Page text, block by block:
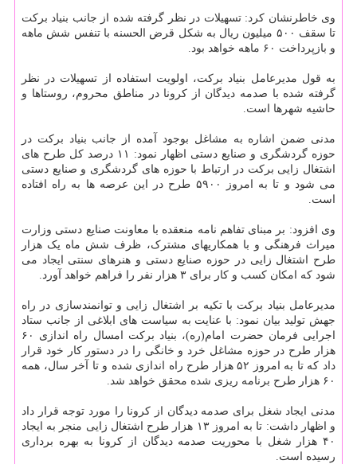
وی خاطرنشان کرد: تسهیلات در نظر گرفته شده از جانب بنیاد برکت
تا سقف ۵۰۰ میلیون ریال به شکل قرض الحسنه با تنفس شش ماهه
و بازپرداخت ۶۰ ماهه خواهد بود.
به قول مدیرعامل بنیاد برکت، اولویت استفاده از تسهیلات در نظر
گرفته شده با صدمه دیدگان از کرونا در مناطق محروم، روستاها و
حاشیه شهرها است.
مدنی ضمن اشاره به مشاغل بوجود آمده از جانب بنیاد برکت در
حوزه گردشگری و صنایع دستی اظهار نمود: ۱۱ درصد کل طرح های
اشتغال زایی برکت در ارتباط با حوزه های گردشگری و صنایع دستی
می شود و تا به امروز ۵۹۰۰ طرح در این عرصه ها به راه افتاده
است.
وی افزود: بر مبنای تفاهم نامه منعقده با معاونت صنایع دستی وزارت
میراث فرهنگی و با همکاریهای مشترک، ظرف شش ماه یک هزار
طرح اشتغال زایی در حوزه صنایع دستی و هنرهای سنتی ایجاد می
شود که امکان کسب و کار برای ۳ هزار نفر را فراهم خواهد آورد.
مدیرعامل بنیاد برکت با تکیه بر اشتغال زایی و توانمندسازی در راه
جهش تولید بیان نمود: با عنایت به سیاست های ابلاغی از جانب ستاد
اجرایی فرمان حضرت امام(ره)، بنیاد برکت امسال راه اندازی ۶۰
هزار طرح در حوزه مشاغل خرد و خانگی را در دستور کار خود قرار
داد که تا به امروز ۵۲ هزار طرح راه اندازی شده و تا آخر سال، همه
۶۰ هزار طرح برنامه ریزی شده محقق خواهد شد.
مدنی ایجاد شغل برای صدمه دیدگان از کرونا را مورد توجه قرار داد
و اظهار داشت: تا به امروز ۱۳ هزار طرح اشتغال زایی منجر به ایجاد
۴۰ هزار شغل با محوریت صدمه دیدگان از کرونا به بهره برداری
رسیده است.